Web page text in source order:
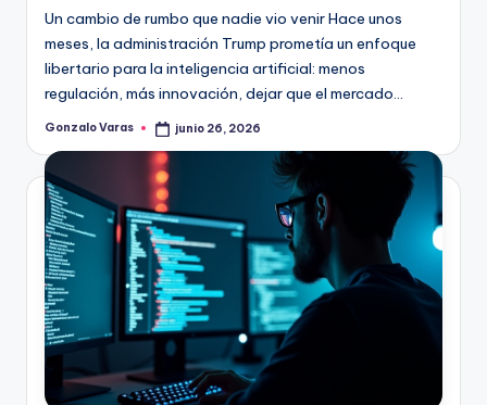
Un cambio de rumbo que nadie vio venir Hace unos
meses, la administración Trump prometía un enfoque
libertario para la inteligencia artificial: menos
regulación, más innovación, dejar que el mercado…
Publicado
Gonzalo Varas junio 26, 2026